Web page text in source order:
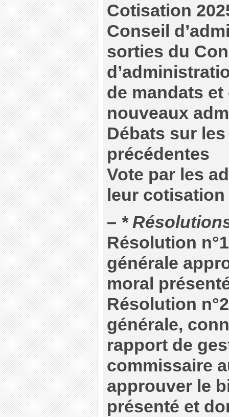
Cotisation
Conseil
sorties du
de mandats
nouveaux
Débats sur
précédentes
Vote par les
leur cotisation
– *
Résolution
générale
moral
Résolution
générale,
rapport de
commissaire
approuver le
présenté et